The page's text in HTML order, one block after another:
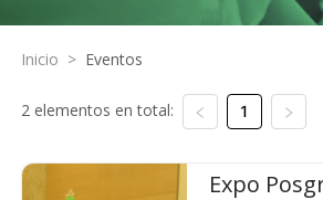
Inicio > Eventos
2 elementos en total: 1
Expo